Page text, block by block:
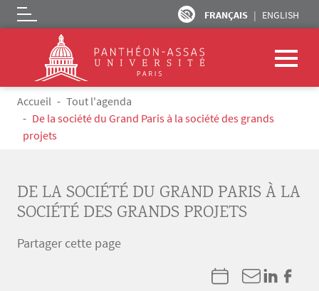
Aller au contenu principal
FRANÇAIS ENGLISH
Logo
Fil d'Ariane
Accueil
Tout l'agenda
De la société du Grand Paris à la société des grands
projets
DE LA SOCIÉTÉ DU GRAND PARIS À LA
SOCIÉTÉ DES GRANDS PROJETS
Partager cette page